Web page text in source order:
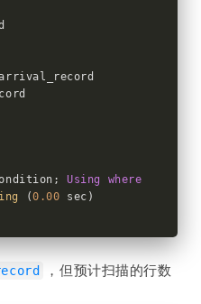
Using
where
(0.00 sec)
，但预计扫描的行数